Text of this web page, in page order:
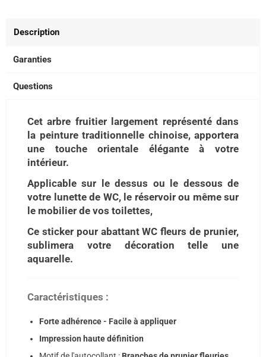
Description
Garanties
Questions
Cet arbre fruitier largement représenté dans
la peinture traditionnelle chinoise, apportera
une touche orientale élégante à votre
intérieur.
Applicable sur le dessus ou le dessous de
votre lunette de WC, le réservoir ou même sur
le mobilier de vos toilettes,
Ce sticker pour abattant WC fleurs de prunier,
sublimera votre décoration telle une
aquarelle.
Caractéristiques :
Forte adhérence - Facile à appliquer
Impression haute définition